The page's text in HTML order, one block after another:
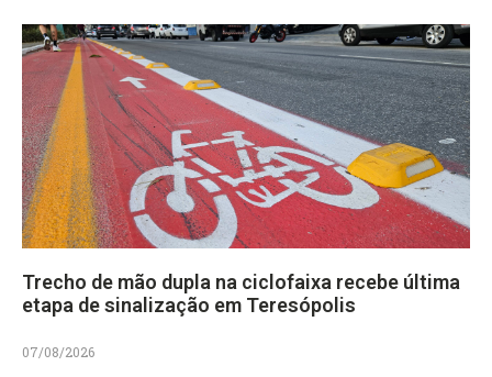
Trecho de mão dupla na ciclofaixa recebe última
etapa de sinalização em Teresópolis
07/08/2026